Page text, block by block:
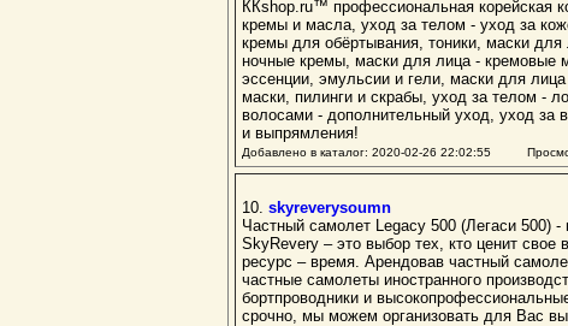
ККshop.ru™ профессиональная корейская
кремы и масла, уход за телом - уход за
кремы для обёртывания, тоники, маски
ночные кремы, маски для лица - кремовые
эссенции, эмульсии и гели, маски для
маски, пилинги и скрабы, уход за телом -
волосами - дополнительный уход, уход за
и выпрямления!
Добавлено в каталог: 2020-02-26 22:02:55
10. skyreverysoumn
Частный самолет Legacy 500 (Легаси 500)
SkyRevery – это выбор тех, кто ценит
ресурс – время. Арендовав частный
частные самолеты иностранного
бортпроводники и
срочно, мы можем организовать для Вас